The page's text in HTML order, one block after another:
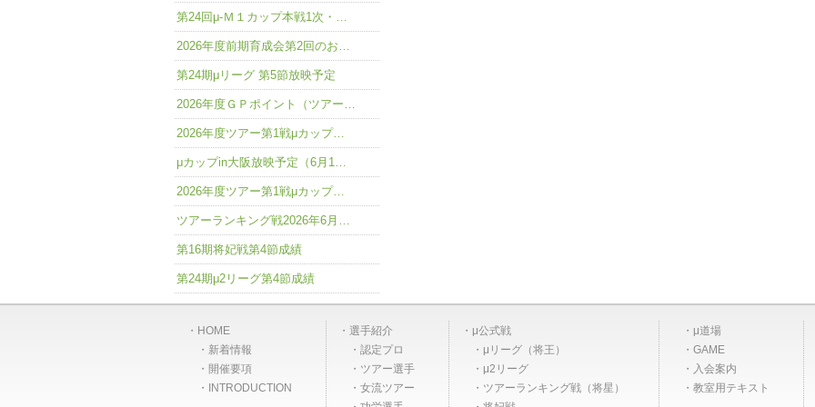
第24回μ-Ｍ１カップ本戦1次・…
2026年度前期育成会第2回のお…
第24期μリーグ 第5節放映予定
2026年度ＧＰポイント（ツアー…
2026年度ツアー第1戦μカップ…
μカップin大阪放映予定（6月1…
2026年度ツアー第1戦μカップ…
ツアーランキング戦2026年6月…
第16期将妃戦第4節成績
第24期μ2リーグ第4節成績
HOME
新着情報
開催要項
INTRODUCTION
選手紹介
認定プロ
ツアー選手
女流ツアー
μ公式戦
μリーグ（将王）
μ2リーグ
ツアーランキング戦（将星）
μ道場
GAME
入会案内
教室用テキスト